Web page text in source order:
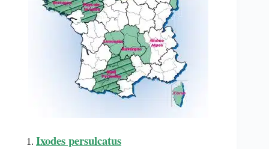
Ixodes persulcatus